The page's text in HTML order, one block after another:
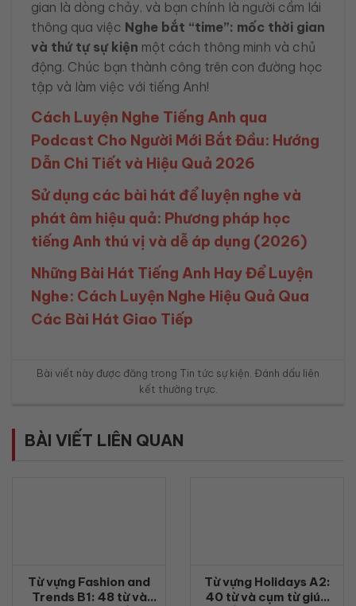
gian là dòng chảy, và bạn chính là người cầm lái
thông qua việc Nghe bắt “time”: mốc thời gian
và thứ tự sự kiện một cách thông minh và chủ
động. Chúc bạn thành công trên con đường học
tập và làm việc với tiếng Anh!
Cách Luyện Nghe Tiếng Anh qua
Podcast Cho Người Mới Bắt Đầu: Hướng
Dẫn Chi Tiết và Hiệu Quả 2026
Sử dụng các bài hát để luyện nghe và
phát âm hiệu quả: Phương pháp học
tiếng Anh thú vị và dễ áp dụng (2026)
Những Bài Hát Tiếng Anh Hay Để Luyện
Nghe: Cách Luyện Nghe Hiệu Quả Qua
Các Bài Hát Giao Tiếp
Bài viết này được đăng trong Tin tức sự kiện . Đánh dấu liên
kết thường trực
BÀI VIẾT LIÊN QUAN
Từ vựng Fashion and
Trends B1: 48 từ và
Từ vựng Holidays A2:
40 từ và cụm từ giúp